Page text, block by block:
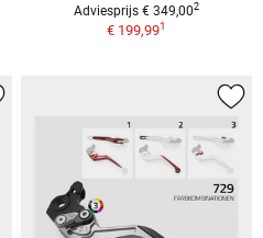
Adviesprijs € 349,002
€ 199,991